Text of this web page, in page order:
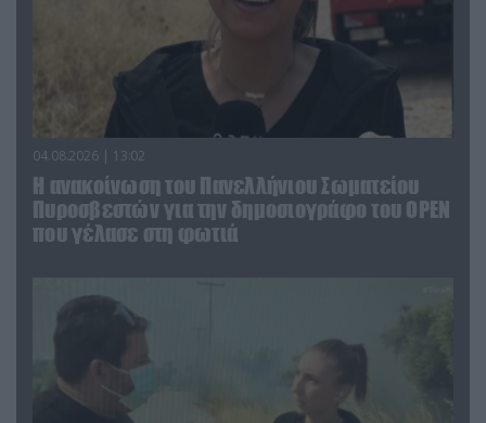
04.08.2026 | 13:02
Η ανακοίνωση του Πανελλήνιου Σωματείου
Πυροσβεστών για την δημοσιογράφο του OPEN
που γέλασε στη φωτιά